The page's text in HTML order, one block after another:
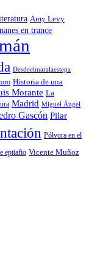
Amy Levy
en trance
Desdeelmaralaestepa
Historia de una
Morante La
Madrid Miguel Ángel
Gascón Pilar
Pólvora en el
epitafio Vicente Muñoz